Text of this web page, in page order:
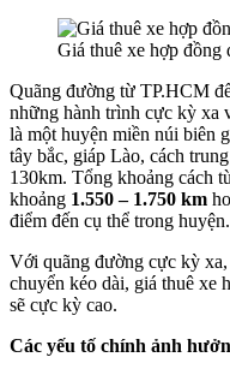
Giá thuê xe hợp
Quãng đường từ TP.HCM
những hành trình cực kỳ xa
là một huyện miền núi biên
tây bắc, giáp Lào, cách
130km. Tổng khoảng cách
khoảng 1.550 – 1.750 km
điểm đến cụ thể trong huyện.
Với quãng đường cực kỳ
chuyển kéo dài, giá thuê xe
sẽ cực kỳ cao.
Các yếu tố chính ảnh